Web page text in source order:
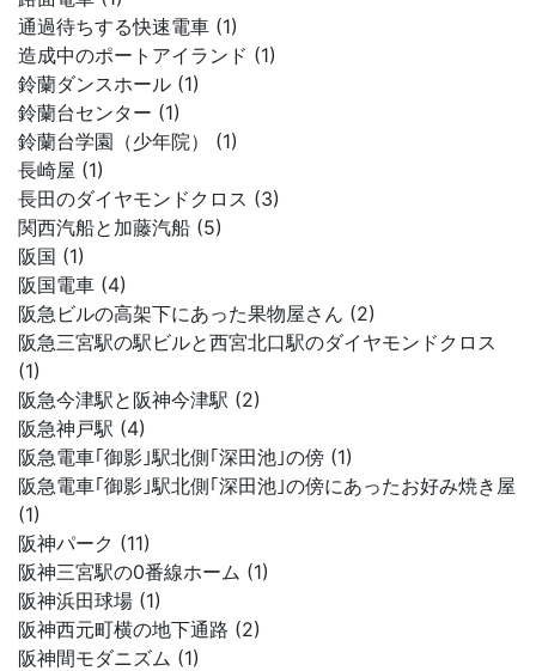
通過待ちする快速電車 (1)
造成中のポートアイランド (1)
鈴蘭ダンスホール (1)
鈴蘭台センター (1)
鈴蘭台学園（少年院） (1)
長崎屋 (1)
長田のダイヤモンドクロス (3)
関西汽船と加藤汽船 (5)
阪国 (1)
阪国電車 (4)
阪急ビルの高架下にあった果物屋さん (2)
阪急三宮駅の駅ビルと西宮北口駅のダイヤモンドクロス
(1)
阪急今津駅と阪神今津駅 (2)
阪急神戸駅 (4)
阪急電車｢御影｣駅北側｢深田池｣の傍 (1)
阪急電車｢御影｣駅北側｢深田池｣の傍にあったお好み焼き屋
(1)
阪神パーク (11)
阪神三宮駅の0番線ホーム (1)
阪神浜田球場 (1)
阪神西元町横の地下通路 (2)
阪神間モダニズム (1)